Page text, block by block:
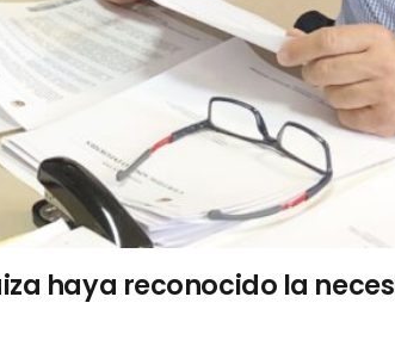
haya reconocido la